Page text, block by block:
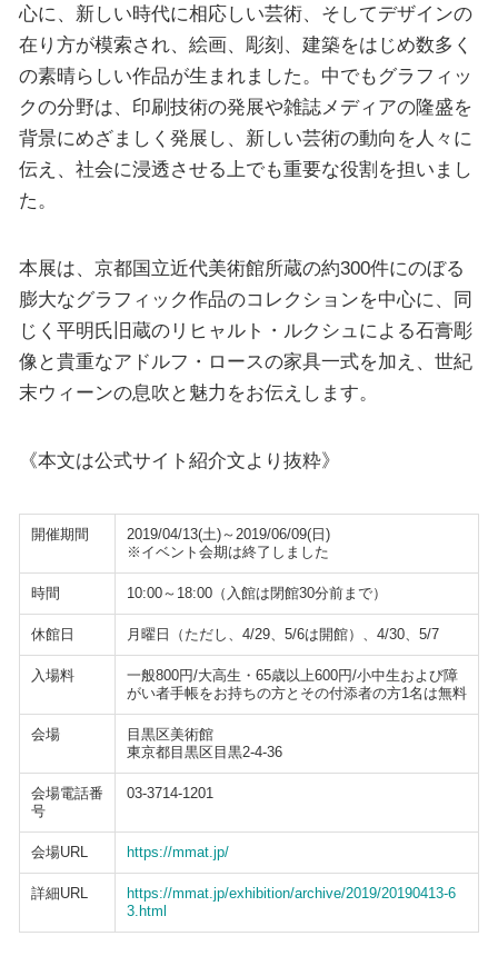
心に、新しい時代に相応しい芸術、そしてデザインの
在り方が模索され、絵画、彫刻、建築をはじめ数多く
の素晴らしい作品が生まれました。中でもグラフィッ
クの分野は、印刷技術の発展や雑誌メディアの隆盛を
背景にめざましく発展し、新しい芸術の動向を人々に
伝え、社会に浸透させる上でも重要な役割を担いまし
た。
本展は、京都国立近代美術館所蔵の約300件にのぼる
膨大なグラフィック作品のコレクションを中心に、同
じく平明氏旧蔵のリヒャルト・ルクシュによる石膏彫
像と貴重なアドルフ・ロースの家具一式を加え、世紀
末ウィーンの息吹と魅力をお伝えします。
《本文は公式サイト紹介文より抜粋》
開催期間
2019/04/13(土)～2019/06/09(日)
※イベント会期は終了しました
時間 10:00～18:00（入館は閉館30分前まで）
休館日 月曜日（ただし、4/29、5/6は開館）、4/30、5/7
入場料
一般800円/大高生・65歳以上600円/小中生および障
がい者手帳をお持ちの方とその付添者の方1名は無料
会場
目黒区美術館
東京都目黒区目黒2-4-36
会場電話番
号
03-3714-1201
会場URL https://mmat.jp/
詳細URL
https://mmat.jp/exhibition/archive/2019/20190413-6
3.html